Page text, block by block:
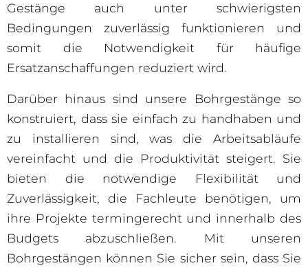
Gestänge auch unter schwierigsten
Bedingungen zuverlässig funktionieren und
somit die Notwendigkeit für häufige
Ersatzanschaffungen reduziert wird.
Darüber hinaus sind unsere Bohrgestänge so
konstruiert, dass sie einfach zu handhaben und
zu installieren sind, was die Arbeitsabläufe
vereinfacht und die Produktivität steigert. Sie
bieten die notwendige Flexibilität und
Zuverlässigkeit, die Fachleute benötigen, um
ihre Projekte termingerecht und innerhalb des
Budgets abzuschließen. Mit unseren
Bohrgestängen können Sie sicher sein, dass Sie